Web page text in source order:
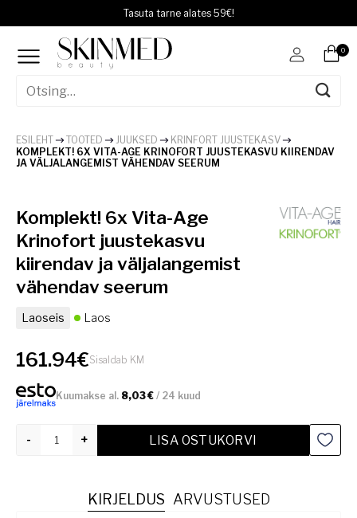
to
content
Tasuta tarne alates 59€!
0
ESILEHT TOOTED JUUKSED
KRINFORT JUUSTEKASV
KOMPLEKT! 6X VITA-AGE KRINOFORT JUUSTEKASVU KIIRENDAV
JA VÄLJALANGEMIST VÄHENDAV SEERUM
Komplekt! 6x Vita-Age
Krinofort juustekasvu
kiirendav ja väljalangemist
vähendav seerum
Laoseis Laos
161.94€Sisaldab KM
Kuumakse al. 8,03€ / 24 kuud
Kogus LISA OSTUKORVI
KIRJELDUS ARVUSTUSED